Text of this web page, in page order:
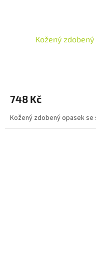
Kožený
748 Kč
Kožený zdobený opasek se